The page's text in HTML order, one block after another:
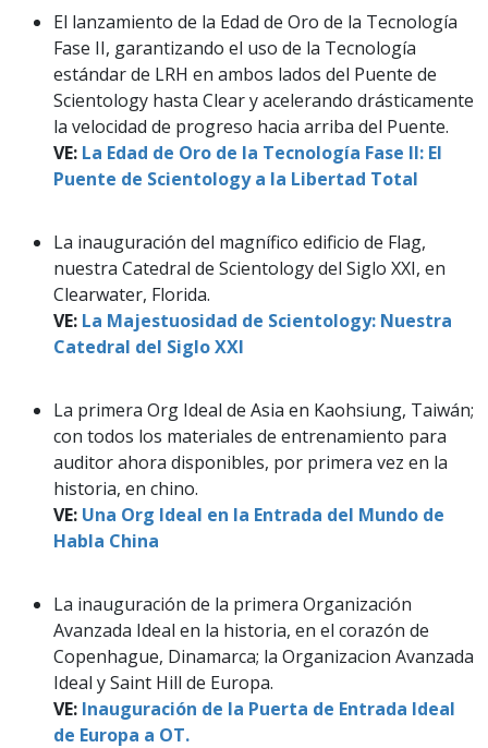
El lanzamiento de la Edad de Oro de la Tecnología
Fase II, garantizando el uso de la Tecnología
estándar de LRH en ambos lados del Puente de
Scientology hasta Clear y acelerando drásticamente
la velocidad de progreso hacia arriba del Puente.
VE: La Edad de Oro de la Tecnología Fase II: El
Puente de Scientology a la Libertad Total
La inauguración del magnífico edificio de Flag,
nuestra Catedral de Scientology del Siglo XXI, en
Clearwater, Florida.
VE: La Majestuosidad de Scientology: Nuestra
Catedral del Siglo XXI
La primera Org Ideal de Asia en Kaohsiung, Taiwán;
con todos los materiales de entrenamiento para
auditor ahora disponibles, por primera vez en la
historia, en chino.
VE: Una Org Ideal en la Entrada del Mundo de
Habla China
La inauguración de la primera Organización
Avanzada Ideal en la historia, en el corazón de
Copenhague, Dinamarca; la Organizacion Avanzada
Ideal y Saint Hill de Europa.
VE: Inauguración de la Puerta de Entrada Ideal
de Europa a OT.